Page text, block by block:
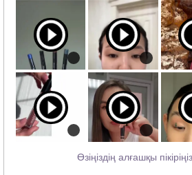
Өзіңіздің алғашқы